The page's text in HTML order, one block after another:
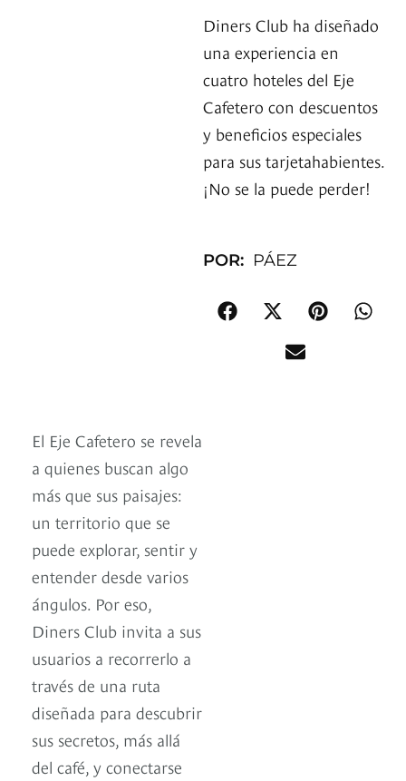
Diners Club ha diseñado
una experiencia en
cuatro hoteles del Eje
Cafetero con descuentos
y beneficios especiales
para sus tarjetahabientes.
¡No se la puede perder!
POR: PÁEZ
El Eje Cafetero se revela
a quienes buscan algo
más que sus paisajes:
un territorio que se
puede explorar, sentir y
entender desde varios
ángulos. Por eso,
Diners Club invita a sus
usuarios a recorrerlo a
través de una ruta
diseñada para descubrir
sus secretos, más allá
del café, y conectarse